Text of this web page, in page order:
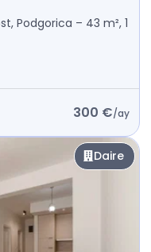
Podgorica – 43 m², 1
300 €/ay
Daire